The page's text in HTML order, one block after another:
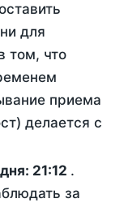
для
том, что
приема
делается с
21:12 .
за